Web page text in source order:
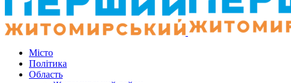
Місто
Політика
Область